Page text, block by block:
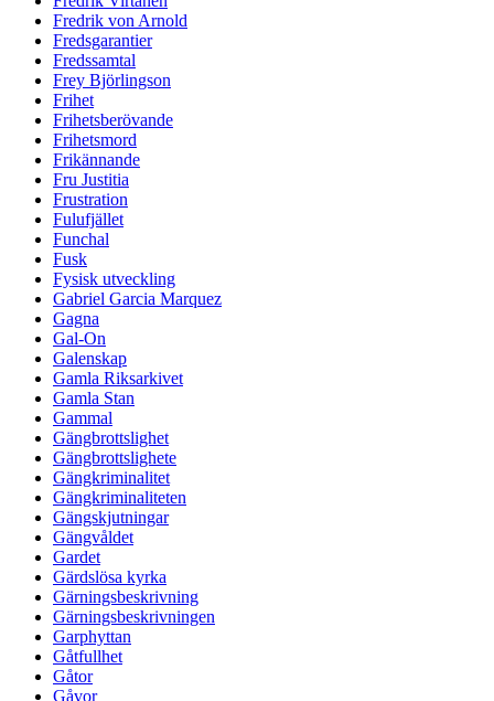
Fredrik von Arnold
Fredsgarantier
Fredssamtal
Frey Björlingson
Frihet
Frihetsberövande
Frihetsmord
Frikännande
Fru Justitia
Frustration
Fulufjället
Funchal
Fusk
Fysisk utveckling
Gabriel Garcia Marquez
Gagna
Gal-On
Galenskap
Gamla Riksarkivet
Gamla Stan
Gammal
Gängbrottslighet
Gängbrottslighete
Gängkriminalitet
Gängkriminaliteten
Gängskjutningar
Gängvåldet
Gardet
Gärdslösa kyrka
Gärningsbeskrivning
Gärningsbeskrivningen
Garphyttan
Gåtfullhet
Gåtor
Gåvor